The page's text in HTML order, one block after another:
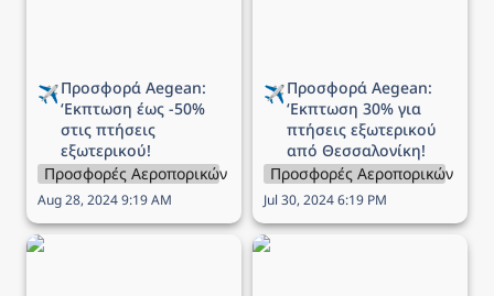
✈️Προσφορά Aegean:
‘Εκπτωση έως -50%
στις πτήσεις
εξωτερικού!
Προσφορές Αεροπορικών Εταιρειών
Aug 28, 2024 9:19 AM
✈️Προσφορά Aegean:
‘Εκπτωση 30% για
πτήσεις εξωτερικού
από Θεσσαλονίκη!
Προσφορές Αεροπορικών
Jul 30, 2024 6:19 PM
Προσφορά Aegean:
Προσφορά Aegean: Έως